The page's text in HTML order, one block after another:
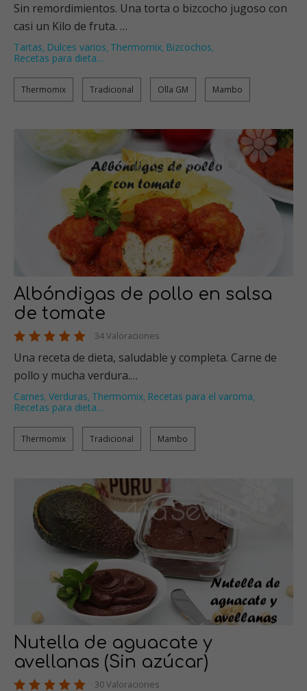
Sin remordimientos. Una torta o bizcocho jugoso con
casi un Kilo de fruta. …
Tartas, Dulces varios, Thermomix, Bizcochos,
Recetas para dieta…
Thermomix Tradicional Olla GM Mambo
Albóndigas de pollo en salsa
de tomate
34 Valoraciones
Una receta de dieta, saludable y completa. Carne de
pollo y mucha verdura.…
Carnes, Verduras, Thermomix, Recetas para el varoma,
Recetas para dieta…
Thermomix Tradicional Mambo
Nutella de aguacate y
avellanas (Sin azúcar)
30 Valoraciones